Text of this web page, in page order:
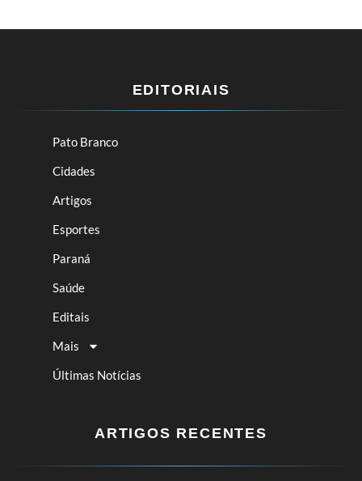
EDITORIAIS
Pato Branco
Cidades
Artigos
Esportes
Paraná
Saúde
Editais
Mais
Últimas Notícias
ARTIGOS RECENTES